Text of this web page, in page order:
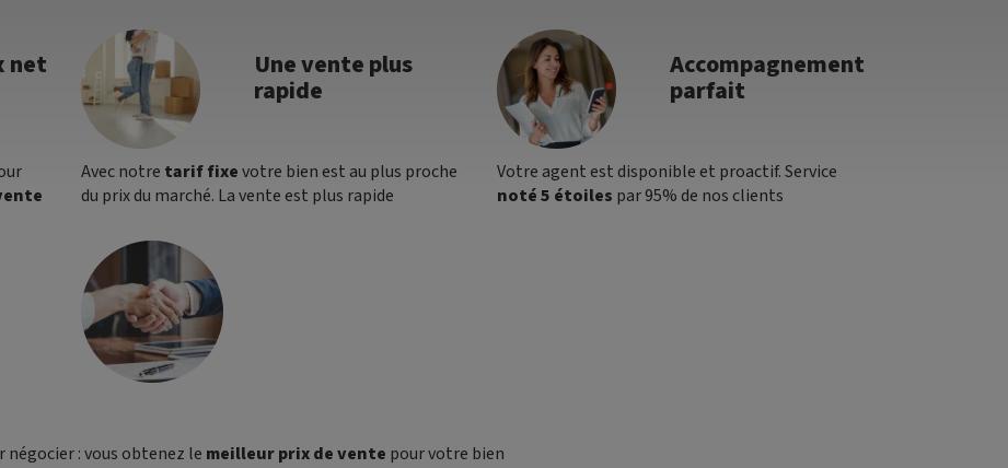
net Une vente plus
rapide
Avec notre tarif fixevotre bien est au plus proche
du prix du marché. La vente est plus rapide
Accompagnement
parfait
Votre agent est disponible et proactif. Service
noté 5 étoiles par 95% de nos clients
: vous obtenez le meilleur prix de vente pour votre bien